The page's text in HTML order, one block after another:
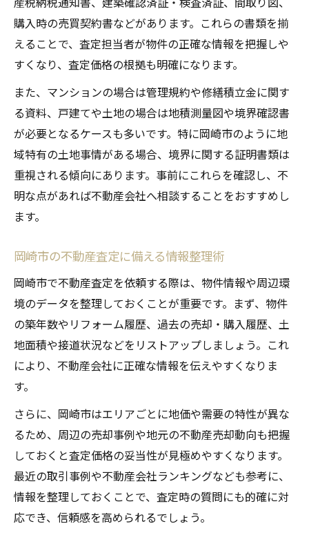
購入時の売買契約書などがあります。これらの書類を揃
えることで、査定担当者が物件の正確な情報を把握しや
すくなり、査定価格の根拠も明確になります。
また、マンションの場合は管理規約や修繕積立金に関す
る資料、戸建てや土地の場合は地積測量図や境界確認書
が必要となるケースも多いです。特に岡崎市のように地
域特有の土地事情がある場合、境界に関する証明書類は
重視される傾向にあります。事前にこれらを確認し、不
明な点があれば不動産会社へ相談することをおすすめし
ます。
岡崎市の不動産査定に備える情報整理術
岡崎市で不動産査定を依頼する際は、物件情報や周辺環
境のデータを整理しておくことが重要です。まず、物件
の築年数やリフォーム履歴、過去の売却・購入履歴、土
地面積や接道状況などをリストアップしましょう。これ
により、不動産会社に正確な情報を伝えやすくなりま
す。
さらに、岡崎市はエリアごとに地価や需要の特性が異な
るため、周辺の売却事例や地元の不動産売却動向も把握
しておくと査定価格の妥当性が見極めやすくなります。
最近の取引事例や不動産会社ランキングなども参考に、
情報を整理しておくことで、査定時の質問にも的確に対
応でき、信頼感を高められるでしょう。